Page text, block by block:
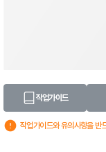
작업가이드
작업가이드와 유의사항을 반